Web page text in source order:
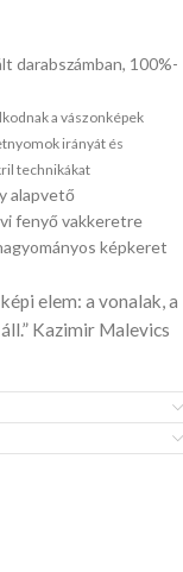
darabszámban, 100%-
a vászonképek
irányát és
technikákat
alapvető
fenyő vakkeretre
képkeret
elem: a vonalak, a
Kazimir Malevics